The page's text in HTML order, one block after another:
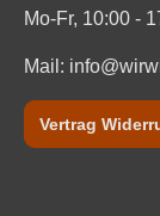
Mo-Fr, 10:00 -
Mail:
Vertrag